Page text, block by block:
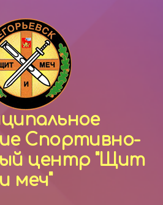
Спортивно-
центр "Щит
и меч"